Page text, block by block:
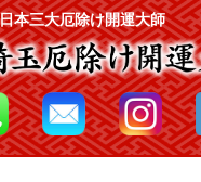
日本三大厄除け開運大師